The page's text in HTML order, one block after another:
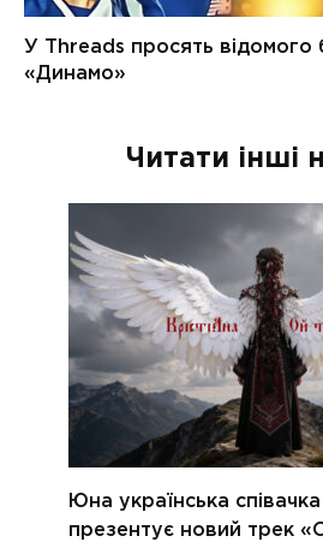
Читати інші
Юна українська
презентує новий трек